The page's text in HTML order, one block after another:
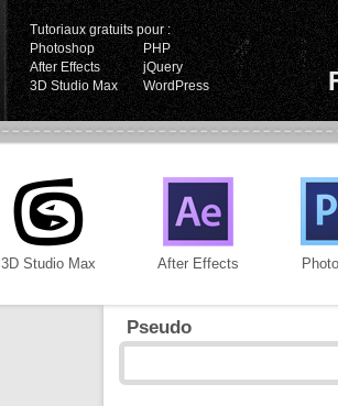
Tutoriaux gratuits pour :
Photoshop
PHP
After Effects
jQuery
3D Studio Max
WordPress
3D Studio Max After Effects
Pseudo